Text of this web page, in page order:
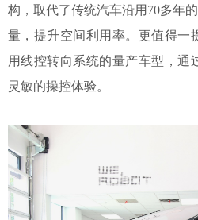
构，取代了传统汽车沿用70多年
量，提升空间利用率。更值得一
用线控转向系统的量产车型，通
灵敏的操控体验。